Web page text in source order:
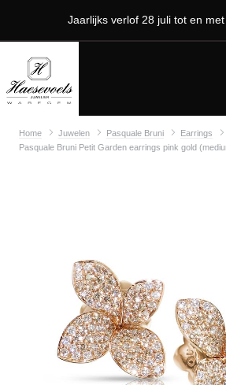
Jaarlijks verlof 28 juli tot en met
Home Juwelen Pasquale Bruni
Earrings
Pasquale Bruni Petit Garden earrings pink gold